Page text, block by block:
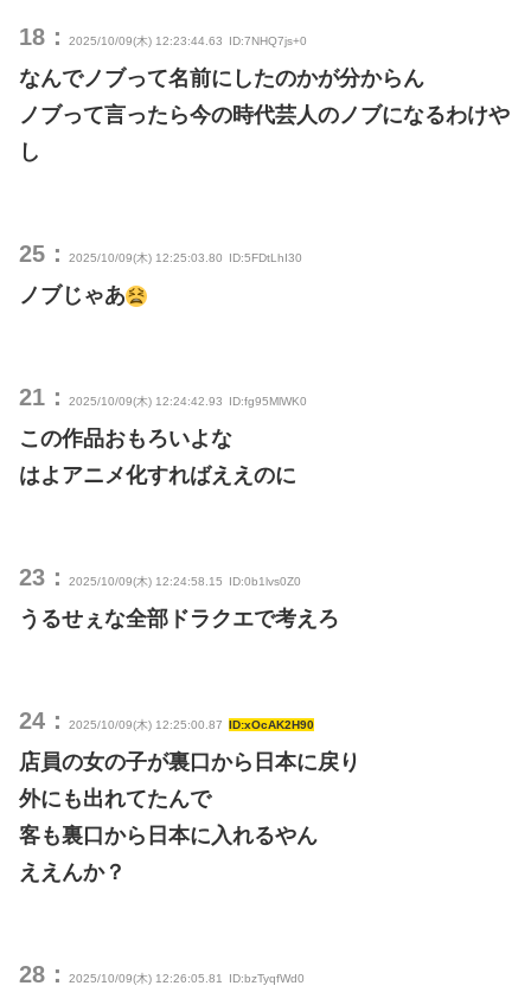
18： 2025/10/09(木) 12:23:44.63 ID:7NHQ7js+0
なんでノブって名前にしたのかが分からん
ノブって言ったら今の時代芸人のノブになるわけや
し
25： 2025/10/09(木) 12:25:03.80 ID:5FDtLhI30
ノブじゃあ
21： 2025/10/09(木) 12:24:42.93 ID:fg95MlWK0
この作品おもろいよな
はよアニメ化すればええのに
23： 2025/10/09(木) 12:24:58.15 ID:0b1lvs0Z0
うるせぇな全部ドラクエで考えろ
24： 2025/10/09(木) 12:25:00.87 ID:xOcAK2H90
店員の女の子が裏口から日本に戻り
外にも出れてたんで
客も裏口から日本に入れるやん
ええんか？
28： 2025/10/09(木) 12:26:05.81 ID:bzTyqfWd0